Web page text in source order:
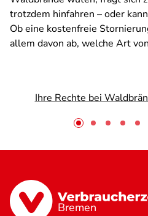
trotzdem hinfahren – oder
Ob eine kostenfreie
allem davon ab, welche Art
Ihre Rechte bei
Bremen